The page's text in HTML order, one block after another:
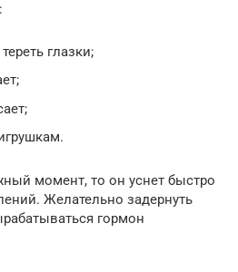
глазки;
момент, то он уснет быстро
Желательно задернуть
гормон